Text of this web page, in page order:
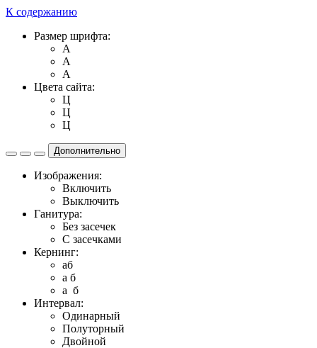
К содержанию
Размер шрифта:
A
A
A
Цвета сайта:
Ц
Ц
Ц
Дополнительно
Изображения:
Включить
Выключить
Ганитура:
Без засечек
С засечками
Кернинг:
aб
a б
a б
Интервал:
Одинарный
Полуторный
Двойной